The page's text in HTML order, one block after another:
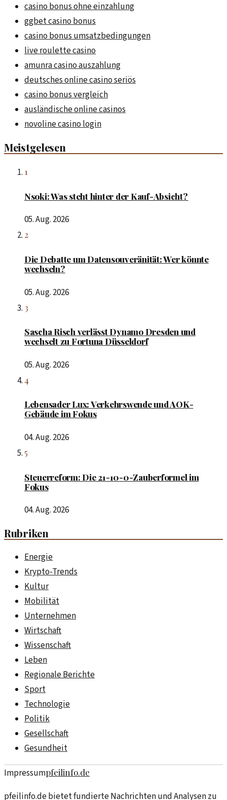
casino bonus ohne einzahlung
ggbet casino bonus
casino bonus umsatzbedingungen
live roulette casino
amunra casino auszahlung
deutsches online casino seriös
casino bonus vergleich
ausländische online casinos
novoline casino login
Meistgelesen
1
Nsoki: Was steht hinter der Kauf-Absicht?
05. Aug. 2026
2
Die Debatte um Datensouveränität: Wer könnte
wechseln?
05. Aug. 2026
3
Sascha Risch verlässt Dynamo Dresden und
wechselt zu Fortuna Düsseldorf
05. Aug. 2026
4
Lebensader Lux: Verkehrswende und AOK-
Gebäude im Fokus
04. Aug. 2026
5
Steuerreform: Die 21-10-0-Zauberformel im
Fokus
04. Aug. 2026
Rubriken
Energie
Krypto-Trends
Kultur
Mobilität
Unternehmen
Wirtschaft
Wissenschaft
Leben
Regionale Berichte
Sport
Technologie
Politik
Gesellschaft
Gesundheit
Impressumpfeilinfo.de
pfeilinfo.de bietet fundierte Nachrichten und Analysen zu